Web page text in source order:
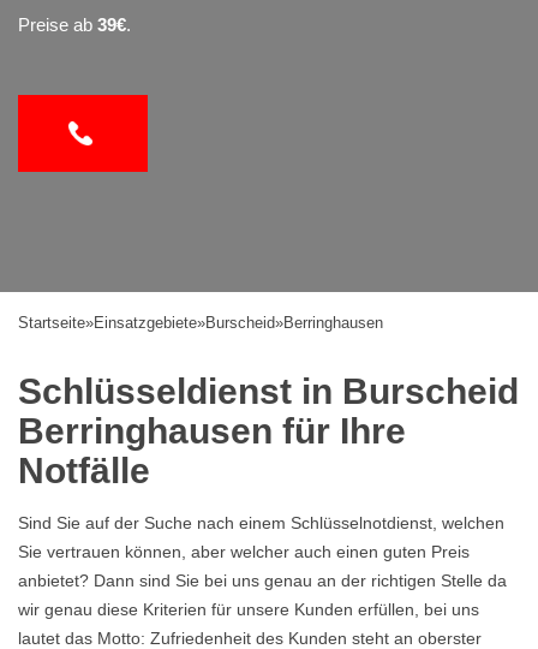
Preise ab 39€.
Startseite»Einsatzgebiete»Burscheid»Berringhausen
Schlüsseldienst in Burscheid
Berringhausen für Ihre
Notfälle
Sind Sie auf der Suche nach einem Schlüsselnotdienst, welchen
Sie vertrauen können, aber welcher auch einen guten Preis
anbietet? Dann sind Sie bei uns genau an der richtigen Stelle da
wir genau diese Kriterien für unsere Kunden erfüllen, bei uns
lautet das Motto: Zufriedenheit des Kunden steht an oberster